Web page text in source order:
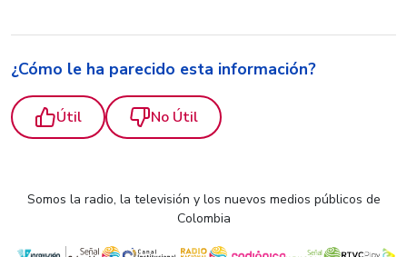
¿Cómo le ha parecido esta información?
Útil No Útil
Somos la radio, la televisión y los nuevos medios públicos de
Colombia